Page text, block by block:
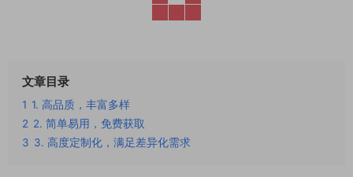
文章目录
1 1. 高品质，丰富多样
2 2. 简单易用，免费获取
3 3. 高度定制化，满足差异化需求